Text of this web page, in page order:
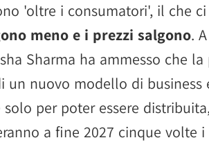
'oltre i consumatori', il che
meno e i prezzi salgono.
Sharma ha ammesso che la
un nuovo modello di business
per poter essere
a fine 2027 cinque volte i